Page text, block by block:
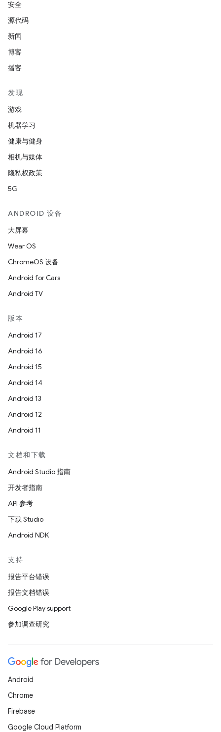
安全
源代码
新闻
博客
播客
发现
游戏
机器学习
健康与健身
相机与媒体
隐私权政策
5G
ANDROID 设备
大屏幕
Wear OS
ChromeOS 设备
Android for Cars
Android TV
版本
Android 17
Android 16
Android 15
Android 14
Android 13
Android 12
Android 11
文档和下载
Android Studio 指南
开发者指南
API 参考
下载 Studio
Android NDK
支持
报告平台错误
报告文档错误
Google Play support
参加调查研究
Android
Chrome
Firebase
Google Cloud Platform